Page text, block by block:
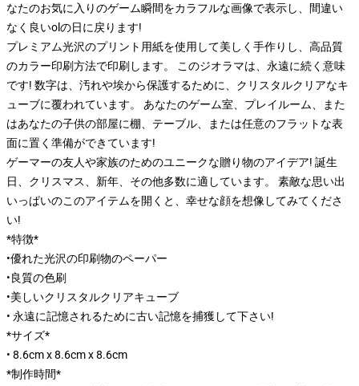
なたのお気に入りのゲーム瞬間をカラフルな画像で表示し、間違い
なく良いolの日に戻ります!
プレミアム光沢のプリント用紙を使用して美しく手作りし、高品質
のカラー印刷方法で印刷します。 このジオラマは、永遠に続く意味
です! 数字は、汚れや埃から保護するために、クリスタルクリアなキ
ューブに覆われています。 あなたのゲーム室、プレイルーム、また
はあなたの子供の部屋に棚、テーブル、または任意のフラットな表
面に置く準備ができています!
ゲーマーの友人や家族のためのユニークな贈り物のアイデア! 誕生
日、クリスマス、新年、その他多数に適しています。 素敵な思い出
いっぱいのこのアイテムを開くと、幸せな顔を想像してみてくださ
い!
*特徴*
•優れた光沢の印刷物のペーパー
•良質の色刷
•美しいクリスタルクリアキューブ
• 永遠に記憶されるために古い記憶を捕獲して下さい!
*サイズ*
• 8.6cm x 8.6cm x 8.6cm
*制作時間*